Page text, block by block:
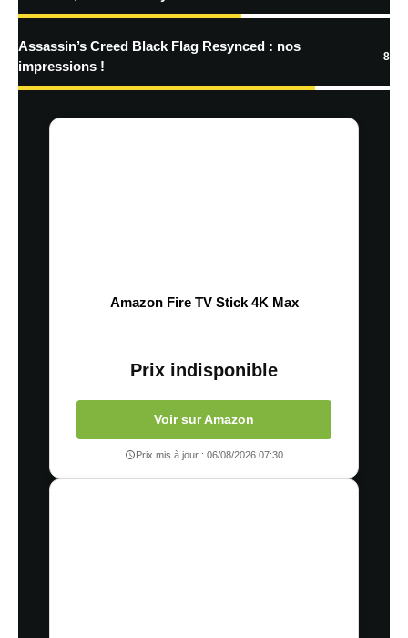
Assassin’s Creed Black Flag Resynced : nos
impressions !
8
Amazon Fire TV Stick 4K Max
Prix indisponible
Voir sur Amazon
Prix mis à jour : 06/08/2026 07:30